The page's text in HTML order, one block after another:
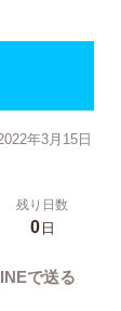
年3月15日
残り日数
0日
で送る